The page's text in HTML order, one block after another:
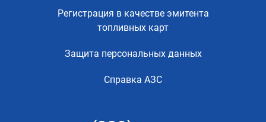
Регистрация в качестве эмитента
топливных карт
Защита персональных данных
Справка АЗС